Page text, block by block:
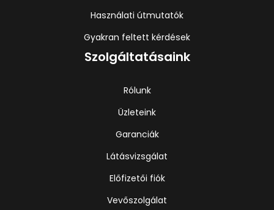
Használati útmutatók
Gyakran feltett kérdések
Szolgáltatásaink
Rólunk
Üzleteink
Garanciák
Látásvizsgálat
Előfizetői fiók
Vevőszolgálat